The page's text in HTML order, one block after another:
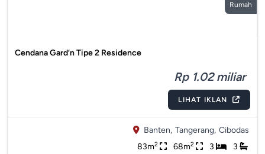
Rumah
Cendana Gard’n Tipe 2 Residence
Rp 1.02 miliar
LIHAT IKLAN
Banten, Tangerang, Cibodas
83m2 68m2 3 3